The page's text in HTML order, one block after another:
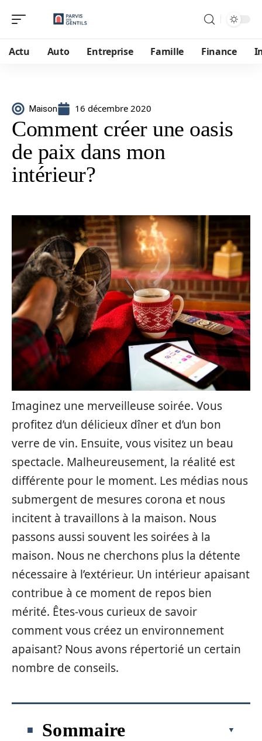
Actu Auto Entreprise Famille Finance
Maison 16 décembre 2020
Comment créer une oasis
de paix dans mon
intérieur?
Imaginez une merveilleuse soirée. Vous
profitez d’un délicieux dîner et d’un bon
verre de vin. Ensuite, vous visitez un beau
spectacle. Malheureusement, la réalité est
différente pour le moment. Les médias nous
submergent de mesures corona et nous
incitent à travaillons à la maison. Nous
passons aussi souvent les soirées à la
maison. Nous ne cherchons plus la détente
nécessaire à l’extérieur. Un intérieur apaisant
contribue à ce moment de repos bien
mérité. Êtes-vous curieux de savoir
comment vous créez un environnement
apaisant? Nous avons répertorié un certain
nombre de conseils.
Sommaire